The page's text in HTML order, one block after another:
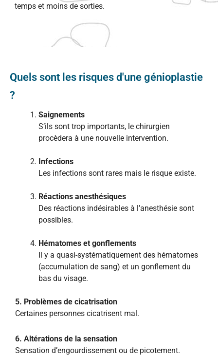
temps et moins de sorties.
Quels sont les risques d'une génioplastie
?
Saignements
S’ils sont trop importants, le chirurgien
procèdera à une nouvelle intervention.
Infections
Les infections sont rares mais le risque existe.
Réactions anesthésiques
Des réactions indésirables à l’anesthésie sont
possibles.
Hématomes et gonflements
Il y a quasi-systématiquement des hématomes
(accumulation de sang) et un gonflement du
bas du visage.
5. Problèmes de cicatrisation
Certaines personnes cicatrisent mal.
6. Altérations de la sensation
Sensation d’engourdissement ou de picotement.